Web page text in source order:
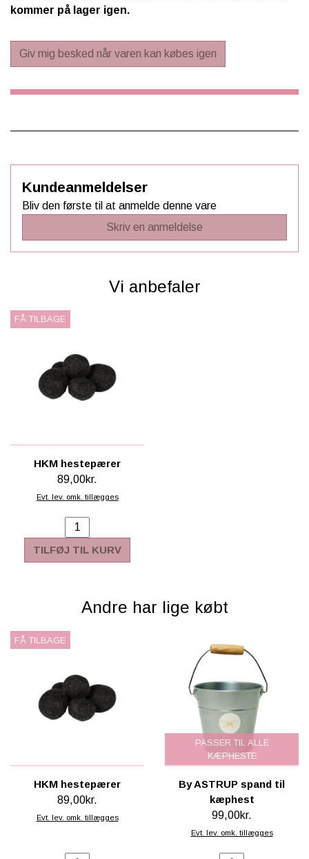
kommer på lager igen.
Giv mig besked når varen kan købes igen
Kundeanmeldelser
Bliv den første til at anmelde denne vare
Skriv en anmeldelse
Vi anbefaler
FÅ TILBAGE
HKM hestepærer
89,00kr.
Evt. lev. omk. tillægges
TILFØJ TIL KURV
Andre har lige købt
FÅ TILBAGE
HKM hestepærer
89,00kr.
Evt. lev. omk. tillægges
PASSER TIL ALLE
KÆPHESTE
By ASTRUP spand til
kæphest
99,00kr.
Evt. lev. omk. tillægges